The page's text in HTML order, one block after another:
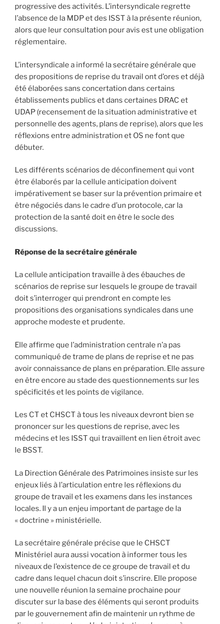
progressive des activités. L’intersyndicale regrette
l’absence de la MDP et des ISST à la présente réunion,
alors que leur consultation pour avis est une obligation
réglementaire.
L’intersyndicale a informé la secrétaire générale que
des propositions de reprise du travail ont d’ores et déjà
été élaborées sans concertation dans certains
établissements publics et dans certaines DRAC et
UDAP (recensement de la situation administrative et
personnelle des agents, plans de reprise), alors que les
réflexions entre administration et OS ne font que
débuter.
Les différents scénarios de déconfinement qui vont
être élaborés par la cellule anticipation doivent
impérativement se baser sur la prévention primaire et
être négociés dans le cadre d’un protocole, car la
protection de la santé doit en être le socle des
discussions.
Réponse de la secrétaire générale
La cellule anticipation travaille à des ébauches de
scénarios de reprise sur lesquels le groupe de travail
doit s’interroger qui prendront en compte les
propositions des organisations syndicales dans une
approche modeste et prudente.
Elle affirme que l’administration centrale n’a pas
communiqué de trame de plans de reprise et ne pas
avoir connaissance de plans en préparation. Elle assure
en être encore au stade des questionnements sur les
spécificités et les points de vigilance.
Les CT et CHSCT à tous les niveaux devront bien se
prononcer sur les questions de reprise, avec les
médecins et les ISST qui travaillent en lien étroit avec
le BSST.
La Direction Générale des Patrimoines insiste sur les
enjeux liés à l’articulation entre les réflexions du
groupe de travail et les examens dans les instances
locales. Il y a un enjeu important de partage de la
« doctrine » ministérielle.
La secrétaire générale précise que le CHSCT
Ministériel aura aussi vocation à informer tous les
niveaux de l’existence de ce groupe de travail et du
cadre dans lequel chacun doit s’inscrire. Elle propose
une nouvelle réunion la semaine prochaine pour
discuter sur la base des éléments qui seront produits
par le gouvernement afin de maintenir un rythme de